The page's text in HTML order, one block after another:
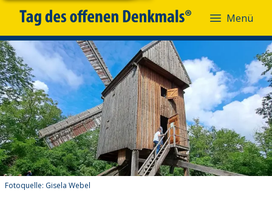
Menü
Fotoquelle: Gisela Webel